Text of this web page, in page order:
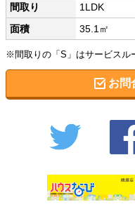
間取り
1LDK
面積
35.1㎡
※間取りの「S」はサービスル
お問
Twitter